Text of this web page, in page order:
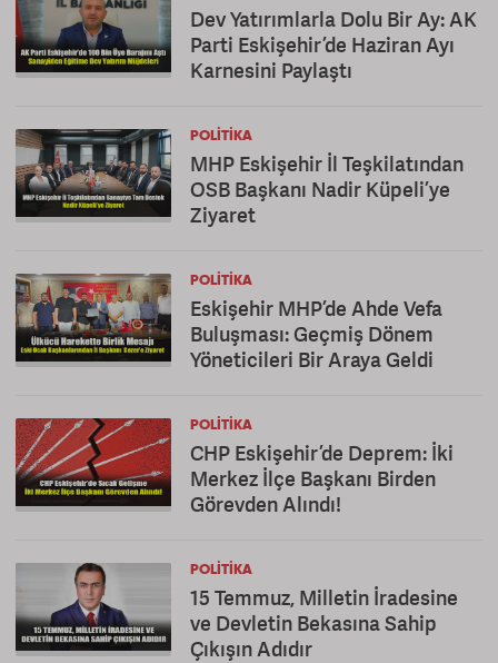
Dev Yatırımlarla Dolu Bir Ay: AK
Parti Eskişehir’de Haziran Ayı
Karnesini Paylaştı
POLITIKA
MHP Eskişehir İl Teşkilatından
OSB Başkanı Nadir Küpeli’ye
Ziyaret
POLITIKA
Eskişehir MHP’de Ahde Vefa
Buluşması: Geçmiş Dönem
Yöneticileri Bir Araya Geldi
POLITIKA
CHP Eskişehir’de Deprem: İki
Merkez İlçe Başkanı Birden
Görevden Alındı!
POLITIKA
15 Temmuz, Milletin İradesine
ve Devletin Bekasına Sahip
Çıkışın Adıdır